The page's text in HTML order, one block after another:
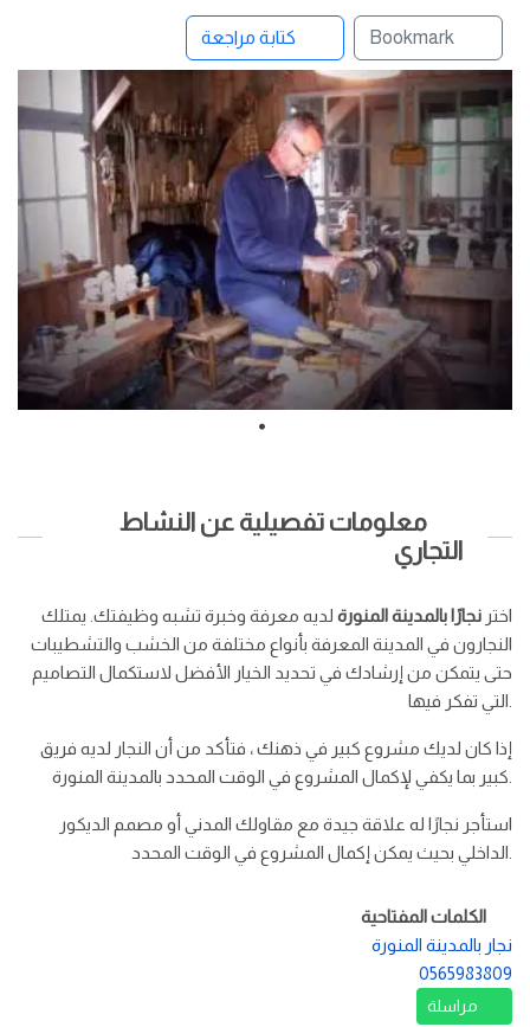
Bookmark كتابة مراجعة
معلومات تفصيلية عن النشاط
التجاري
اختر نجارًا بالمدينة المنورة لديه معرفة وخبرة تشبه وظيفتك. يمتلك
النجارون في المدينة المعرفة بأنواع مختلفة من الخشب والتشطيبات
حتى يتمكن من إرشادك في تحديد الخيار الأفضل لاستكمال التصاميم
إذا كان لديك مشروع كبير في ذهنك ، فتأكد من أن النجار لديه فريق
استأجر نجارًا له علاقة جيدة مع مقاولك المدني أو مصمم الديكور
الكلمات المفتاحية
نجار بالمدينة المنورة
0565983809
مراسلة